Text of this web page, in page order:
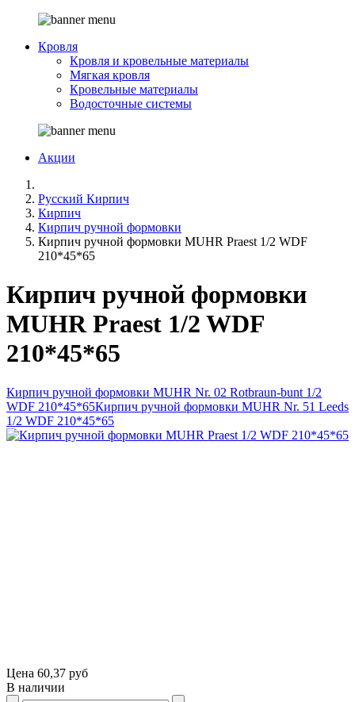
Кровля
Кровля и кровельные материалы
Мягкая кровля
Кровельные материалы
Водосточные системы
Акции
Русский Кирпич
Кирпич
Кирпич ручной формовки
Кирпич ручной формовки MUHR Praest 1/2 WDF
210*45*65
Кирпич ручной формовки
MUHR Praest 1/2 WDF
210*45*65
Кирпич ручной формовки MUHR Nr. 02 Rotbraun-bunt 1/2
WDF 210*45*65Кирпич ручной формовки MUHR Nr. 51 Leeds
1/2 WDF 210*45*65
Цена 60,37 руб
В наличии